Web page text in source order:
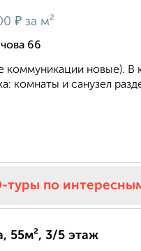
₽ за м²
66
новые). В
комнаты и санузел
туры по
55м², 3/5 этаж